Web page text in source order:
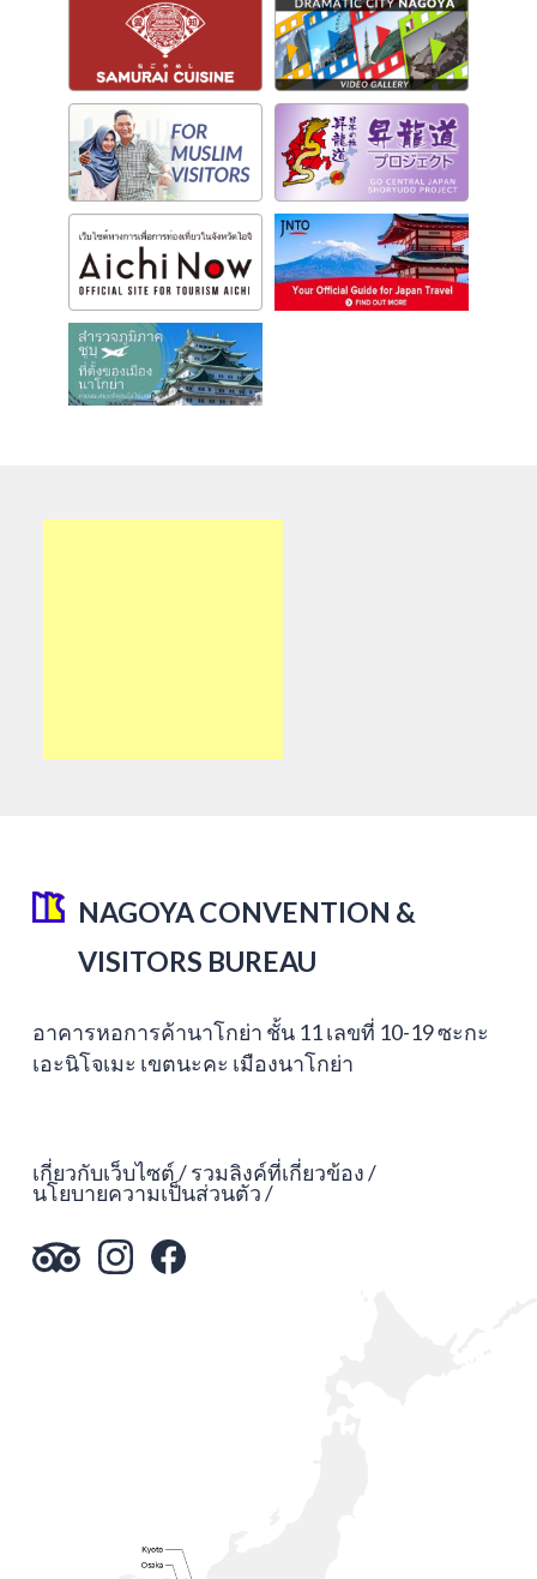
NAGOYA CONVENTION &
VISITORS BUREAU
อาคารหอการค้านาโกย่า ชั้น 11 เลขที่ 10-19 ซะกะ
เอะนิโจเมะ เขตนะคะ เมืองนาโกย่า
เกี่ยวกับเว็บไซต์ รวมลิงค์ที่เกี่ยวข้อง
นโยบายความเป็นส่วนตัว